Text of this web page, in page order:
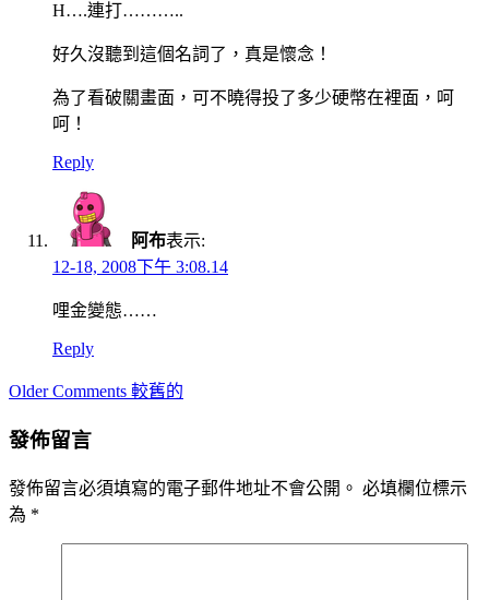
H….連打………..
好久沒聽到這個名詞了，真是懷念！
為了看破關畫面，可不曉得投了多少硬幣在裡面，呵
呵！
Reply
阿布表示:
12-18, 2008下午 3:08.14
哩金變態……
Reply
Comment
Older Comments 較舊的
發佈留言
發佈留言必須填寫的電子郵件地址不會公開。 必填欄位標示
為 *